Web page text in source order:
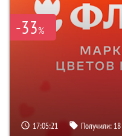
-33%
17:05:20 Получили: 18